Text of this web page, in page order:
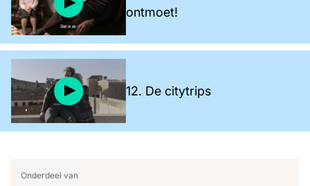
ontmoet!
12. De citytrips
Onderdeel van